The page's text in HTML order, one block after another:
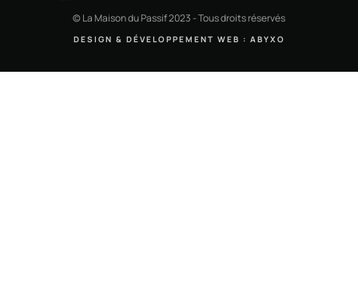
© La Maison du Passif 2023 - Tous droits réservés
DESIGN & DÉVELOPPEMENT WEB : ABYXO